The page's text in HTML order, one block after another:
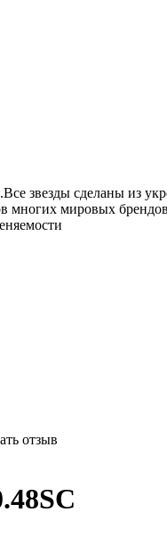
звезды сделаны из
мировых
отзыв